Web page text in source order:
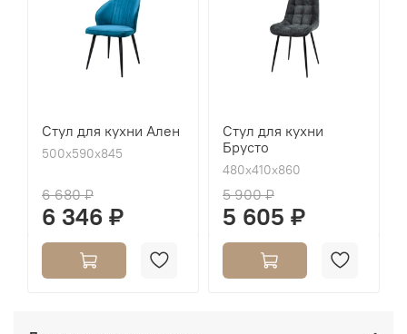
Стул для кухни Ален
500х590х845
6 680 ₽
6 346 ₽
Стул для кухни
Брусто
480х410х860
5 900 ₽
5 605 ₽